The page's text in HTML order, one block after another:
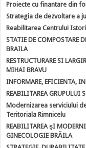
Proiecte cu finantare din
Strategia de dezvoltare a
Reabilitarea Centrului
STATIE DE COMPOSTARE
BRAILA
RESTRUCTURARE SI
MIHAI BRAVU
INFORMARE, EFICIENTA,
REABILITAREA GRUPULUI
Modernizarea serviciului
Teritoriala Rimnicelu
REABILITAREA şI
GINECOLOGIE BRĂILA